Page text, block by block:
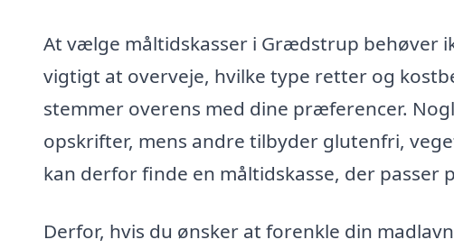
At vælge måltidskasser i Grædstrup behøver
vigtigt at overveje, hvilke type retter og
stemmer overens med dine præferencer.
opskrifter, mens andre tilbyder glutenfri,
kan derfor finde en måltidskasse, der passer
Derfor, hvis du ønsker at forenkle din